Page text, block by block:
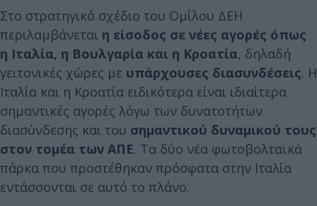
Στο στρατηγικό σχέδιο του Ομίλου ΔΕΗ
περιλαμβάνεται η είσοδος σε νέες αγορές όπως
η Ιταλία, η Βουλγαρία και η Κροατία, δηλαδή
γειτονικές χώρες με υπάρχουσες διασυνδέσεις. Η
Ιταλία και η Κροατία ειδικότερα είναι ιδιαίτερα
σημαντικές αγορές λόγω των δυνατοτήτων
διασύνδεσης και του σημαντικού δυναμικού τους
στον τομέα των ΑΠΕ. Τα δύο νέα φωτοβολταϊκά
πάρκα που προστέθηκαν πρόσφατα στην Ιταλία
εντάσσονται σε αυτό το πλάνο.